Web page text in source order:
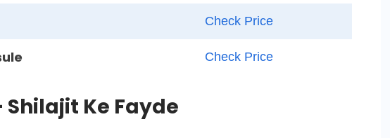
Check Price
Check Price
– Shilajit Ke Fayde